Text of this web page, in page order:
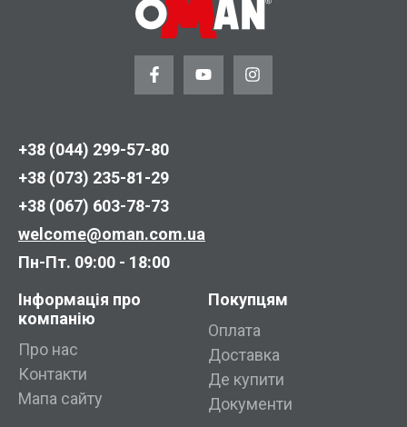
+38 (044) 299-57-80
+38 (073) 235-81-29
+38 (067) 603-78-73
welcome@oman.com.ua
Пн-Пт. 09:00 - 18:00
Інформація про
компанію
Про нас
Контакти
Мапа сайту
Покупцям
Оплата
Доставка
Де купити
Документи